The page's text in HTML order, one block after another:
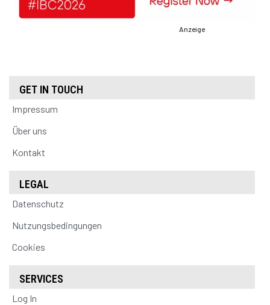
Anzeige
GET IN TOUCH
Impressum
Über uns
Kontakt
LEGAL
Datenschutz
Nutzungsbedingungen
Cookies
SERVICES
Log In